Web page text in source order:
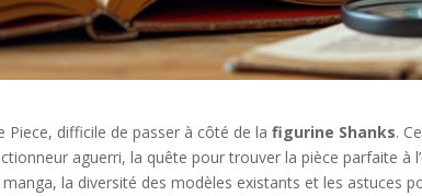
Piece, difficile de passer à côté de lafigurine Shanks.
aguerri, la quête pour trouver la pièce parfaite à
manga, la diversité des modèles existants et les